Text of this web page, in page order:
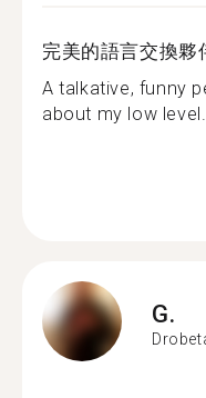
完美的語言交換夥
A talkative, funny
about my low
G.